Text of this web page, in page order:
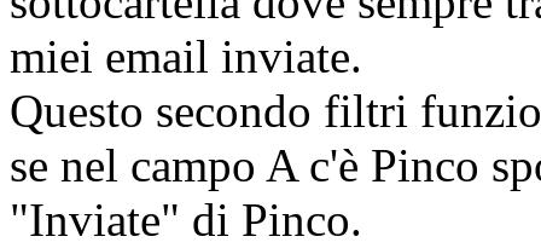
miei email inviate.
Questo secondo filtri
se nel campo A c'è Pinco
"Inviate" di Pinco.